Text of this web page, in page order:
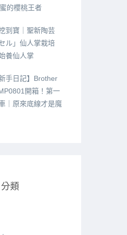
的櫻桃王者
到寶｜聖新陶芸
ル」仙人掌栽培
養仙人掌
手日記】Brother
開箱！第一
｜原來底線才是魔
分類